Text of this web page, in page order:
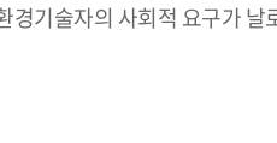
기술자의 사회적 요구가 날